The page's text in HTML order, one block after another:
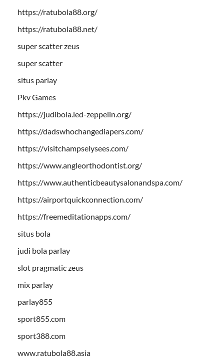
https://ratubola88.org/
https://ratubola88.net/
super scatter zeus
super scatter
situs parlay
Pkv Games
https://judibola.led-zeppelin.org/
https://dadswhochangediapers.com/
https://visitchampselysees.com/
https://www.angleorthodontist.org/
https://www.authenticbeautysalonandspa.com/
https://airportquickconnection.com/
https://freemeditationapps.com/
situs bola
judi bola parlay
slot pragmatic zeus
mix parlay
parlay855
sport855.com
sport388.com
www.ratubola88.asia